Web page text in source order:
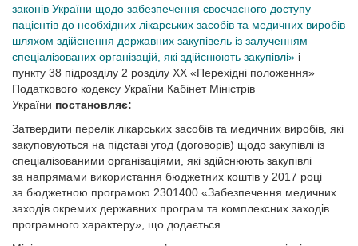
законів України щодо забезпечення своєчасного доступу
пацієнтів до необхідних лікарських засобів та медичних виробів
шляхом здійснення державних закупівель із залученням
спеціалізованих організацій, які здійснюють закупівлі» і
пункту 38 підрозділу 2 розділу XX «Перехідні положення»
Податкового кодексу України Кабінет Міністрів
України постановляє:
Затвердити перелік лікарських засобів та медичних виробів, які
закуповуються на підставі угод (договорів) щодо закупівлі із
спеціалізованими організаціями, які здійснюють закупівлі
за напрямами використання бюджетних коштів у 2017 році
за бюджетною програмою 2301400 «Забезпечення медичних
заходів окремих державних програм та комплексних заходів
програмного характеру», що додається.